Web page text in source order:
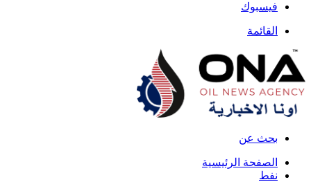
فيسبوك
القائمة
بحث عن
الصفحة الرئيسية
نفط